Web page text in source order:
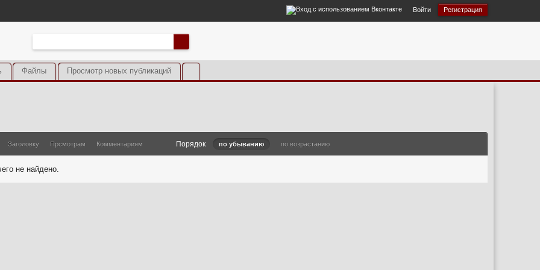
Войти Регистрация
Просмотр новых публикаций
Файлы
Заголовку Прсмотрам Комментариям Порядок по убыванию по возрастанию
не найдено.